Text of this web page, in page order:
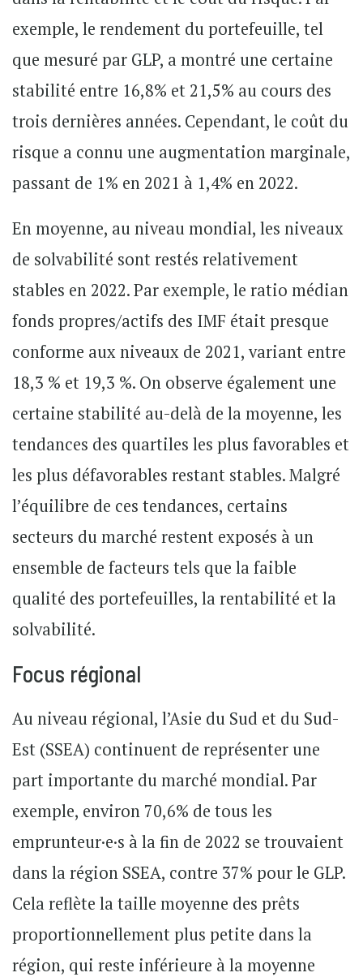
exemple, le rendement du portefeuille, tel
que mesuré par GLP, a montré une certaine
stabilité entre 16,8% et 21,5% au cours des
trois dernières années. Cependant, le coût du
risque a connu une augmentation marginale,
passant de 1% en 2021 à 1,4% en 2022.
En moyenne, au niveau mondial, les niveaux
de solvabilité sont restés relativement
stables en 2022. Par exemple, le ratio médian
fonds propres/actifs des IMF était presque
conforme aux niveaux de 2021, variant entre
18,3 % et 19,3 %. On observe également une
certaine stabilité au-delà de la moyenne, les
tendances des quartiles les plus favorables et
les plus défavorables restant stables. Malgré
l’équilibre de ces tendances, certains
secteurs du marché restent exposés à un
ensemble de facteurs tels que la faible
qualité des portefeuilles, la rentabilité et la
solvabilité.
Focus régional
Au niveau régional, l’Asie du Sud et du Sud-
Est (SSEA) continuent de représenter une
part importante du marché mondial. Par
exemple, environ 70,6% de tous les
emprunteur·e·s à la fin de 2022 se trouvaient
dans la région SSEA, contre 37% pour le GLP.
Cela reflète la taille moyenne des prêts
proportionnellement plus petite dans la
région, qui reste inférieure à la moyenne